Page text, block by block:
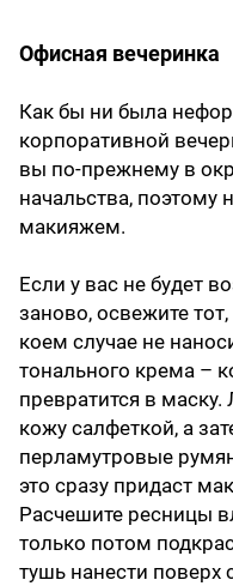
Офисная вечеринка
Как бы ни была
корпоративной
вы по-прежнему в
начальства, поэтому
макияжем.
Если у вас не будет
заново, освежите
коем случае не
тонального крема –
превратится в
кожу салфеткой, а
перламутровые
это сразу придаст
Расчешите ресницы
только потом
тушь нанести поверх